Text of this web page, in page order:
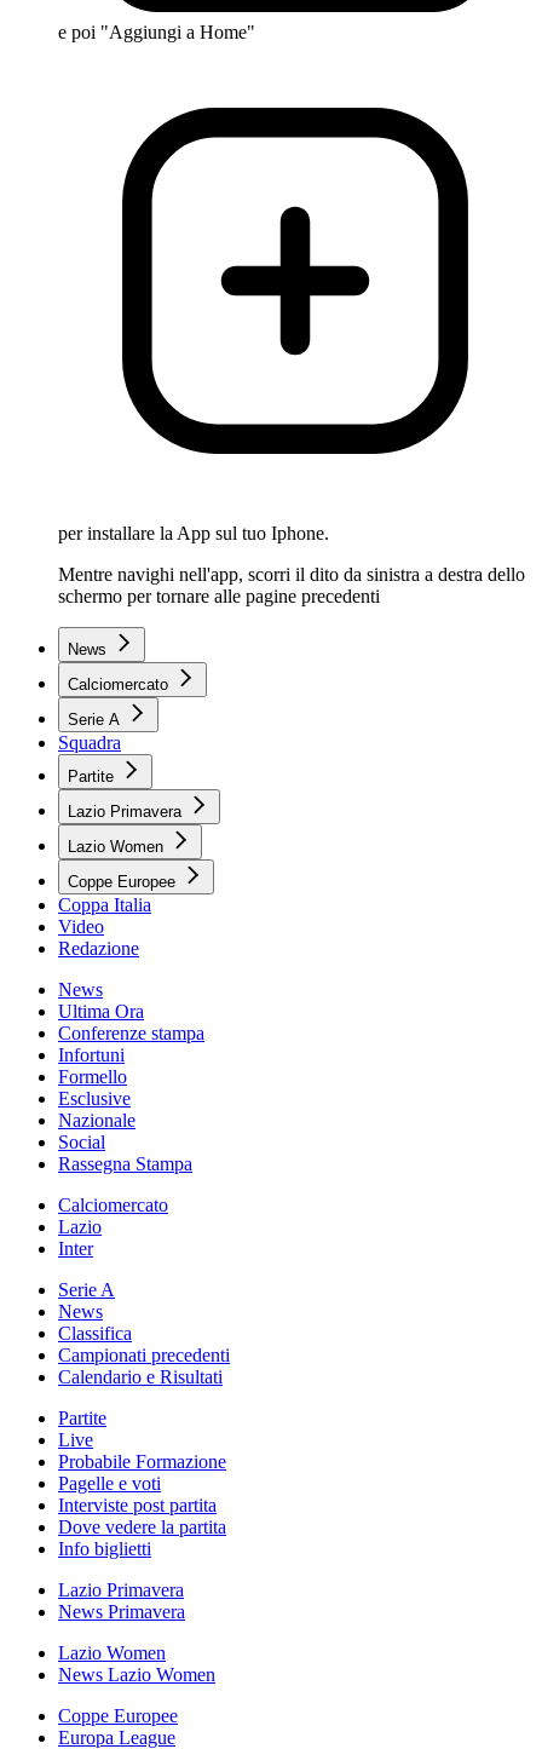
e poi "Aggiungi a Home"
per installare la App sul tuo Iphone.
Mentre navighi nell'app, scorri il dito da sinistra a destra dello
schermo per tornare alle pagine precedenti
News
Calciomercato
Serie A
Squadra
Partite
Lazio Primavera
Lazio Women
Coppe Europee
Coppa Italia
Video
Redazione
News
Ultima Ora
Conferenze stampa
Infortuni
Formello
Esclusive
Nazionale
Social
Rassegna Stampa
Calciomercato
Lazio
Inter
Serie A
News
Classifica
Campionati precedenti
Calendario e Risultati
Partite
Live
Probabile Formazione
Pagelle e voti
Interviste post partita
Dove vedere la partita
Info biglietti
Lazio Primavera
News Primavera
Lazio Women
News Lazio Women
Coppe Europee
Europa League